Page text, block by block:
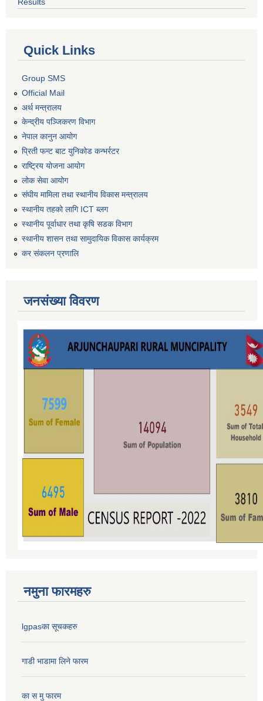
Results
Quick Links
Group SMS
Official Mail
अर्थ मन्त्रालय
केन्द्रीय पञ्जिकरण विभाग
नेपाल कानुन आयोग
प्रिती फन्ट बाट युनिकोड कन्भर्रटर
राष्ट्रिय योजना आयोग
लोक सेवा आयोग
संघीय मामिला तथा स्थानीय विकास मन्त्रालय
स्थानीय तहको लागि ICT ब्लग
स्थानीय पूर्वाधार तथा कृषि सडक विभाग
स्थानीय शासन तथा सामुदायिक विकास कार्यक्रम
कर स‌ंकलन प्रणालि
जनसंख्या विवरण
नमुना फारमहरु
lgpasका सूचकहरु
गाडी भाडामा लिने फारम
का स मु फारम